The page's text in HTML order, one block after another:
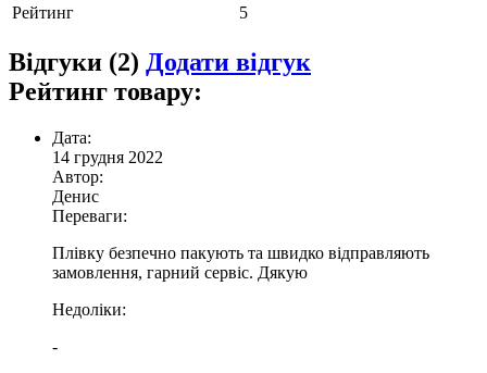
Рейтинг
5
Відгуки (2) Додати відгук
Рейтинг товару:
Дата:
14 грудня 2022
Автор:
Денис
Переваги:
Плівку безпечно пакують та швидко відправляють
замовлення, гарний сервіс. Дякую
Недоліки:
-